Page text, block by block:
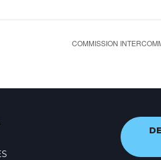
COMMISSION